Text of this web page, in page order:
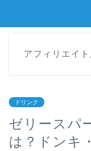
アフィリエイ
ドリンク
ゼリースパ
は？ドンキ